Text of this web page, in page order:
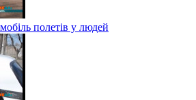
полетів у людей